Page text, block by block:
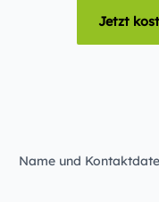
Jetzt
Name und